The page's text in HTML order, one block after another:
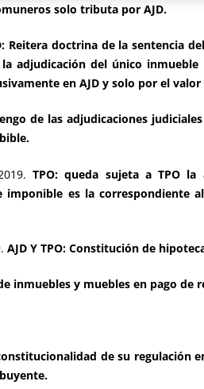
solo tributa por AJD.
Reitera doctrina de la sentencia
adjudicación del único
en AJD y solo por el
de las adjudicaciones
TPO: queda sujeta a TPO
imponible es la
AJD Y TPO: Constitución de
inmuebles y muebles en pago
de su regulación